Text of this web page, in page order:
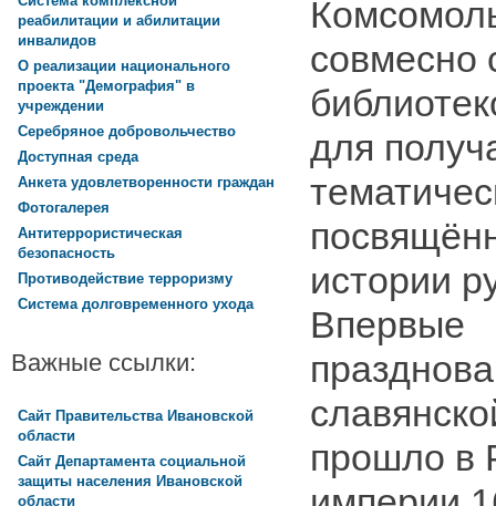
совмесно
для
истории
Впервые
прошло в
реабилитации и абилитации
инвалидов
О реализации национального
проекта "Демография" в
учреждении
Серебряное добровольчество
Доступная среда
Анкета удовлетворенности граждан
Фотогалерея
Антитеррористическая
безопасность
Противодействие терроризму
Система долговременного ухода
Важные ссылки:
Сайт Правительства Ивановской
области
Сайт Департамента социальной
защиты населения Ивановской
области